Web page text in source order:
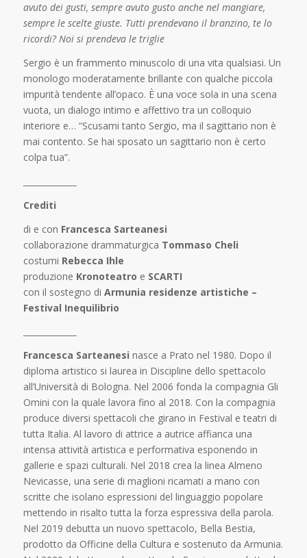
avuto dei gusti, sempre avuto gusto anche nel mangiare,
sempre le scelte giuste. Tutti prendevano il branzino, te lo
ricordi? Noi si prendeva le triglie
Sergio è un frammento minuscolo di una vita qualsiasi. Un
monologo moderatamente brillante con qualche piccola
impurità tendente all’opaco. È una voce sola in una scena
vuota, un dialogo intimo e affettivo tra un colloquio
interiore e… “Scusami tanto Sergio, ma il sagittario non è
mai contento. Se hai sposato un sagittario non è certo
colpa tua”.
Crediti
di e con Francesca Sarteanesi
collaborazione drammaturgica Tommaso Cheli
costumi Rebecca Ihle
produzione Kronoteatro e SCARTI
con il sostegno di Armunia residenze artistiche –
Festival Inequilibrio
Francesca Sarteanesi nasce a Prato nel 1980. Dopo il
diploma artistico si laurea in Discipline dello spettacolo
all’Università di Bologna. Nel 2006 fonda la compagnia Gli
Omini con la quale lavora fino al 2018. Con la compagnia
produce diversi spettacoli che girano in Festival e teatri di
tutta Italia. Al lavoro di attrice a autrice affianca una
intensa attività artistica e performativa esponendo in
gallerie e spazi culturali. Nel 2018 crea la linea Almeno
Nevicasse, una serie di maglioni ricamati a mano con
scritte che isolano espressioni del linguaggio popolare
mettendo in risalto tutta la forza espressiva della parola.
Nel 2019 debutta un nuovo spettacolo, Bella Bestia,
prodotto da Officine della Cultura e sostenuto da Armunia.